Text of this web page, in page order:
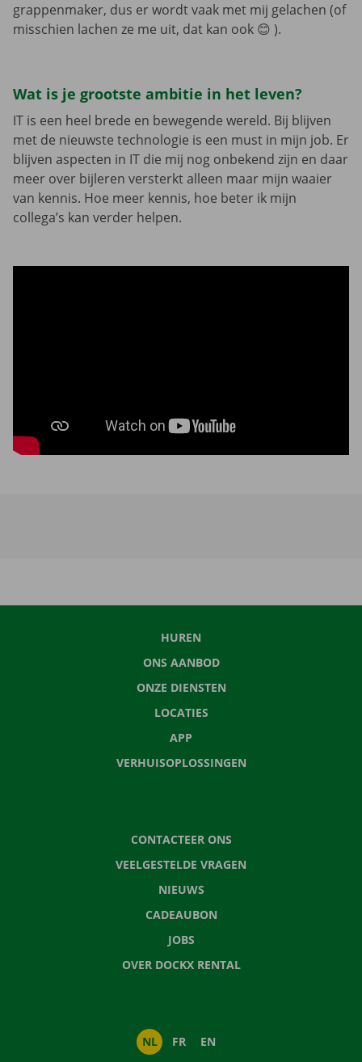
grappenmaker, dus er wordt vaak met mij gelachen (of
misschien lachen ze me uit, dat kan ook 😊 ).
Wat is je grootste ambitie in het leven?
IT is een heel brede en bewegende wereld. Bij blijven
met de nieuwste technologie is een must in mijn job. Er
blijven aspecten in IT die mij nog onbekend zijn en daar
meer over bijleren versterkt alleen maar mijn waaier
van kennis. Hoe meer kennis, hoe beter ik mijn
collega’s kan verder helpen.
HUREN
ONS AANBOD
ONZE DIENSTEN
LOCATIES
APP
VERHUISOPLOSSINGEN
CONTACTEER ONS
VEELGESTELDE VRAGEN
NIEUWS
CADEAUBON
JOBS
OVER DOCKX RENTAL
NL FR EN